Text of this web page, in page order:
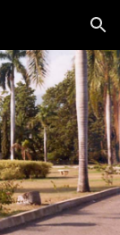
Skip to navigation